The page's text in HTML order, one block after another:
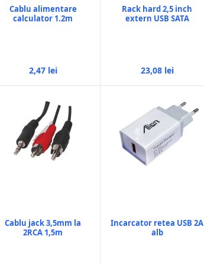
Cablu alimentare
calculator 1.2m
2,47 lei
Rack hard 2,5 inch
extern USB SATA
23,08 lei
Cablu jack 3,5mm la
2RCA 1,5m
Incarcator retea USB 2A
alb